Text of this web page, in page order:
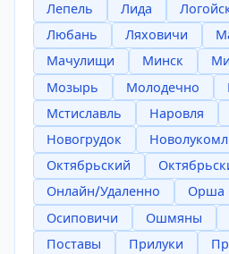
Лепель
Лида
Любань
Ляховичи
Мачулищи
Минск
Мозырь
Молодечно
Мстиславль
Наровля
Новогрудок
Октябрьский
Онлайн/Удаленно
Орша
Осиповичи
Ошмяны
Поставы
Прилуки